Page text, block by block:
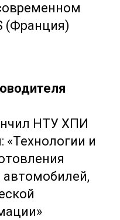
(Франция)
НТУ ХПИ
«Технологии и
автомобилей,